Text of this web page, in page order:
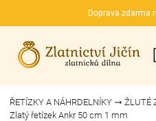
Doprava zdarma
CZK
ŘETÍZKY A NÁHRDELNÍKY ŽLUTÉ
Zlatý řetízek Ankr 50 cm 1 mm